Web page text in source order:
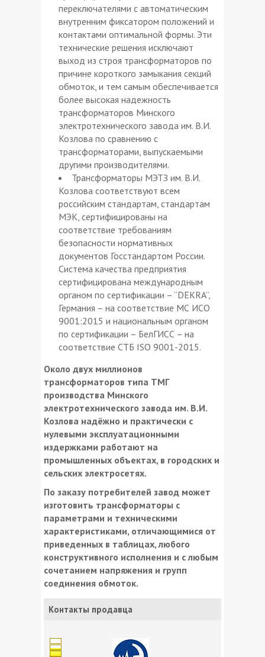
переключателями с автоматическим
внутренним фиксатором положений и
контактами оптимальной формы. Эти
технические решения исключают
выход из строя трансформаторов по
причине короткого замыкания секций
обмоток, и тем самым обеспечивается
более высокая надежность
трансформаторов Минского
электротехнического завода им. В.И.
Козлова по сравнению с
трансформаторами, выпускаемыми
другими производителями.
Трансформаторы МЭТЗ им. В.И.
Козлова соответствуют всем
российским стандартам, стандартам
МЭК, сертифицированы на
соответствие требованиям
безопасности нормативных
документов Госстандартом России.
Система качества предприятия
сертифицирована международным
органом по сертификации – “DEKRA”,
Германия – на соответствие МС ИСО
9001:2015 и национальным органом
по сертификации – БелГИСС – на
соответствие СТБ ISO 9001-2015.
Около двух миллионов
трансформаторов типа ТМГ
производства Минского
электротехнического завода им. В.И.
Козлова надёжно и практически с
нулевыми эксплуатационными
издержками работают на
промышленных объектах, в городских и
сельских электросетях.
По заказу потребителей завод может
изготовить трансформаторы с
параметрами и техническими
характеристиками, отличающимися от
приведенных в таблицах, любого
конструктивного исполнения и с любым
сочетанием напряжения и групп
соединения обмоток.
Контакты продавца